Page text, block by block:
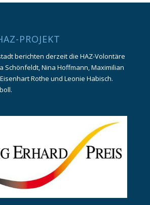
PROJEKT
berichten derzeit die HAZ-Volontäre
Schönfeldt, Nina Hoffmann, Maximilian
Rothe und Leonie Habisch.